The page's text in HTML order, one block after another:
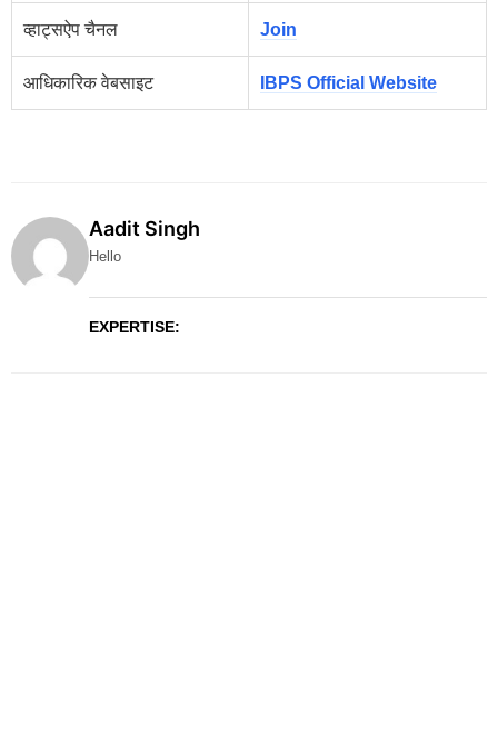
व्हाट्सऐप चैनल Join
आधिकारिक वेबसाइट IBPS Official Website
Aadit Singh
Hello
EXPERTISE: